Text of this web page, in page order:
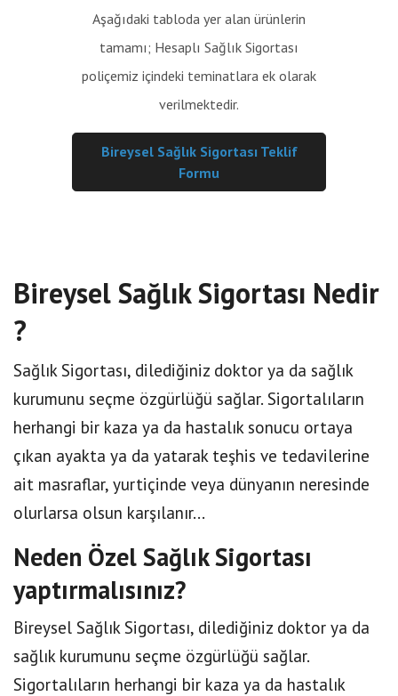
Aşağıdaki tabloda yer alan ürünlerin
tamamı; Hesaplı Sağlık Sigortası
poliçemiz içindeki teminatlara ek olarak
verilmektedir.
Bireysel Sağlık Sigortası Teklif
Formu
Bireysel Sağlık Sigortası Nedir
?
Sağlık Sigortası, dilediğiniz doktor ya da sağlık
kurumunu seçme özgürlüğü sağlar. Sigortalıların
herhangi bir kaza ya da hastalık sonucu ortaya
çıkan ayakta ya da yatarak teşhis ve tedavilerine
ait masraflar, yurtiçinde veya dünyanın neresinde
olurlarsa olsun karşılanır...
Neden Özel Sağlık Sigortası
yaptırmalısınız?
Bireysel Sağlık Sigortası, dilediğiniz doktor ya da
sağlık kurumunu seçme özgürlüğü sağlar.
Sigortalıların herhangi bir kaza ya da hastalık